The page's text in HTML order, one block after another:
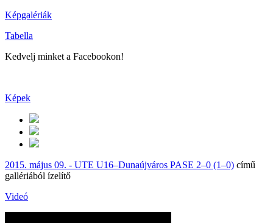
Képgalériák
Tabella
Kedvelj minket a Facebookon!
Képek
2015. május 09. - UTE U16–Dunaújváros PASE 2–0 (1–0) című
gallériából ízelítő
Videó